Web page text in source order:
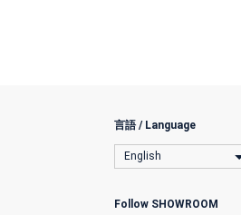
言語 / Language
English
Follow SHOWROOM